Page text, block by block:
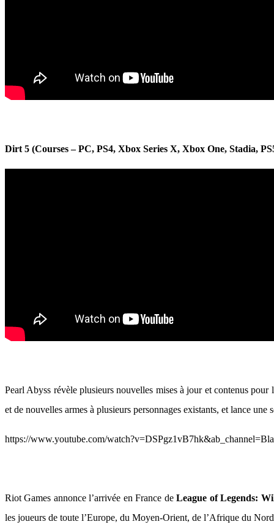
Dirt 5 (Courses – PC, PS4, Xbox Series X, Xbox One, Stadia,
Pearl Abyss révèle plusieurs nouvelles mises à jour et contenus
et de nouvelles armes à plusieurs personnages existants, et lance
https://www.youtube.com/
Riot Games annonce l’arrivée en France deLeague of Legends:
les joueurs de toute l’Europe, du Moyen-Orient, de l’Afrique du